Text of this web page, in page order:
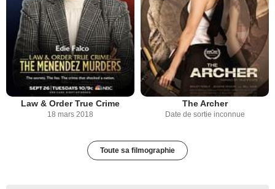
Law & Order True Crime
18 mars 2018
The Archer
Date de sortie inconnue
Toute sa filmographie